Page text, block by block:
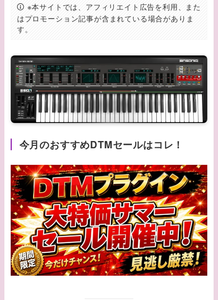
※本サイトでは、アフィリエイト広告を利用、また
はプロモーション記事が含まれている場合がありま
す。
今月のおすすめDTMセールはコレ！